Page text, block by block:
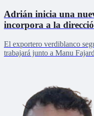
Adrián inicia una
incorpora a la
El exportero verdiblanco
trabajará junto a Manu